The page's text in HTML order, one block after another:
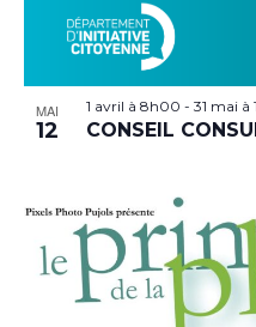
MAI
12
1 avril à 8h00 - 31 mai à
CONSEIL